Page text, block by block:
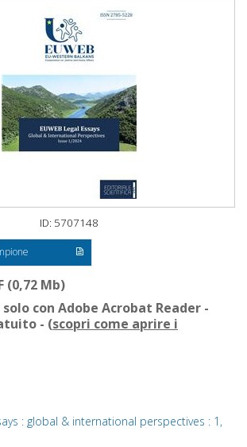
ID: 5707148
(0,72 Mb)
con Adobe Acrobat Reader -
- (scopri come aprire i
: global & international perspectives : 1,